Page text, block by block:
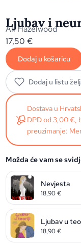
Ljubav i
Ali Hazelwood
17,50€
Dodaj u košaricu
Dodaj u listu
Dostava u
DPD od 3,00 €,
preuzimanje:
Možda će vam se
Nevjesta
18,90€
Ljubav u
18,90€